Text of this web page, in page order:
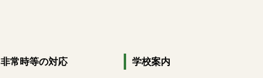
非常時等の対応 学校案内